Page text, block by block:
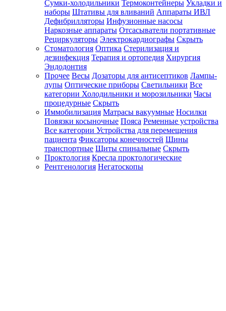
Сумки-холодильники Термоконтейнеры Укладки и
наборы Штативы для вливаний Аппараты ИВЛ
Дефибрилляторы Инфузионные насосы
Наркозные аппараты Отсасыватели портативные
Рециркуляторы Электрокардиографы Скрыть
Стоматология Оптика Стерилизация и
дезинфекция Терапия и ортопедия Хирургия
Эндодонтия
Прочее Весы Дозаторы для антисептиков Лампы-
лупы Оптические приборы Светильники Все
категории Холодильники и морозильники Часы
процедурные Скрыть
Иммобилизация Матрасы вакуумные Носилки
Повязки косыночные Пояса Ременные устройства
Все категории Устройства для перемещения
пациента Фиксаторы конечностей Шины
транспортные Щиты спинальные Скрыть
Проктология Кресла проктологические
Рентгенология Негатоскопы